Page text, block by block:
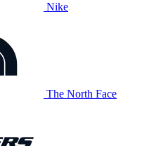
Nike
The North Face